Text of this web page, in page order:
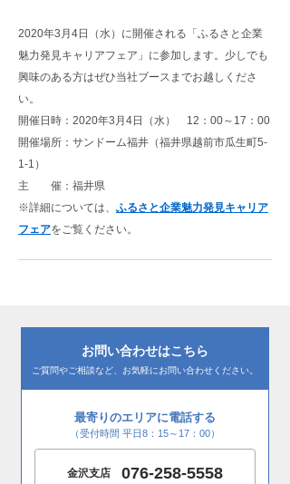
2020年3月4日（水）に開催される「ふるさと企業
魅力発見キャリアフェア」に参加します。少しでも
興味のある方はぜひ当社ブースまでお越しくださ
い。
開催日時：2020年3月4日（水） 12：00～17：00
開催場所：サンドーム福井（福井県越前市瓜生町5-
1-1）
主 催：福井県
※詳細については、 ふるさと企業魅力発見キャリア
フェアをご覧ください。
お問い合わせはこちら
ご質問やご相談など、お気軽にお問い合わせください。
最寄りのエリアに電話する
（受付時間 平日8：15～17：00）
金沢支店 076-258-5558